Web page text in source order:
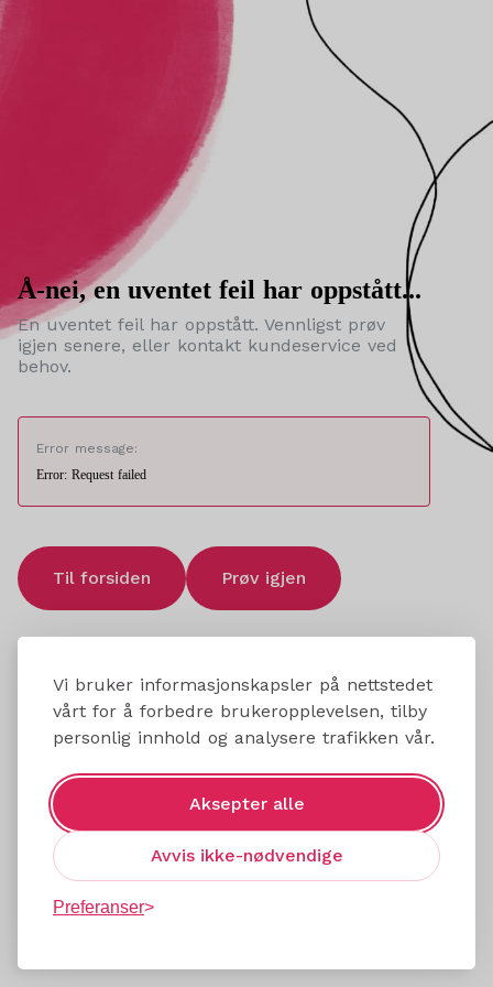
Vi bruker informasjonskapsler på nettstedet
vårt for å forbedre brukeropplevelsen, tilby
personlig innhold og analysere trafikken vår.
Aksepter alle
Avvis ikke-nødvendige
Preferanser
Å-nei, en uventet feil har oppstått...
En uventet feil har oppstått. Vennligst prøv
igjen senere, eller kontakt kundeservice ved
behov.
Error message:
Error: Request failed
Til forsiden Prøv igjen